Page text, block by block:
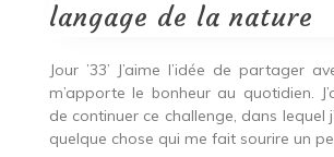
la
langage de la nature
Jour ’33’ J’aime l’idée de partager
m’apporte le bonheur au quotidien.
de continuer ce challenge, dans lequel
quelque chose qui me fait sourire un